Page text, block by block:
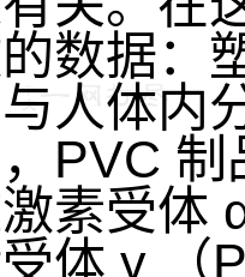
数据：
人体内
PVC
素受体
体 γ （